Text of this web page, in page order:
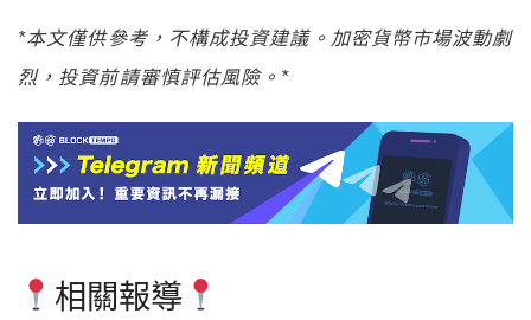
*本文僅供參考，不構成投資建議。加密貨幣市場波動劇
烈，投資前請審慎評估風險。*
相關報導